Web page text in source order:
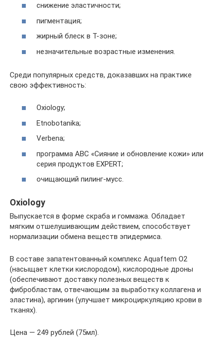
снижение эластичности;
пигментация;
жирный блеск в Т-зоне;
незначительные возрастные изменения.
Среди популярных средств, доказавших на практике
свою эффективность:
Oxiology;
Etnobotanika;
Verbena;
программа ABC «Сияние и обновление кожи» или
серия продуктов EXPERT;
очищающий пилинг-мусс.
Oxiology
Выпускается в форме скраба и гоммажа. Обладает
мягким отшелушивающим действием, способствует
нормализации обмена веществ эпидермиса.
В составе запатентованный комплекс Aquaftem O2
(насыщает клетки кислородом), кислородные дроны
(обеспечивают доставку полезных веществ к
фибробластам, отвечающим за выработку коллагена и
эластина), аргинин (улучшает микроциркуляцию крови в
тканях).
Цена — 249 рублей (75мл).